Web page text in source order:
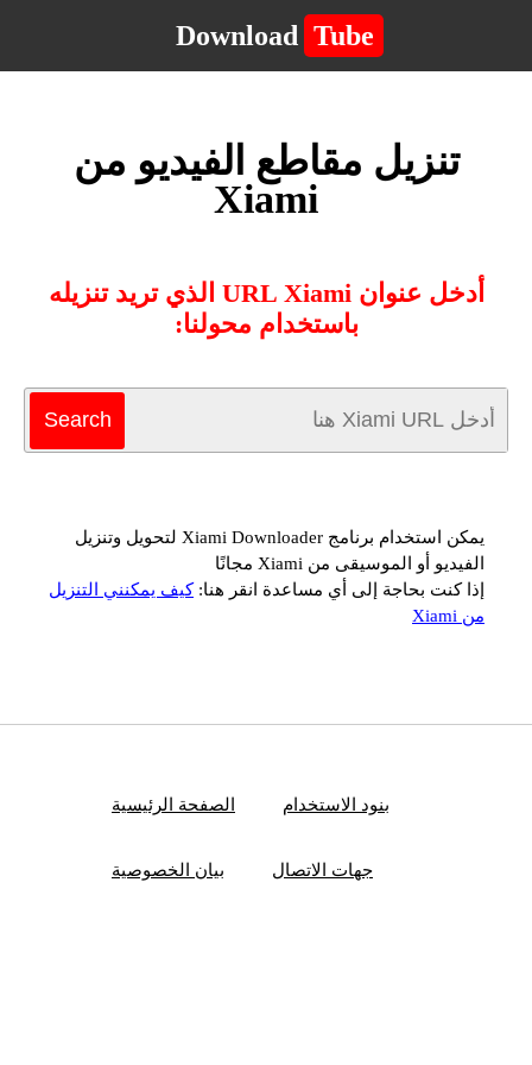
Download Tube
تنزيل مقاطع الفيديو من
Xiami
أدخل عنوان URL Xiami الذي تريد تنزيله
باستخدام محولنا:
يمكن استخدام برنامج Xiami Downloader لتحويل وتنزيل
الفيديو أو الموسيقى من Xiami مجانًا
إذا كنت بحاجة إلى أي مساعدة انقر هنا:كيف يمكنني التنزيل
من Xiami
الصفحة الرئيسية بنود الاستخدام
بيان الخصوصية جهات الاتصال